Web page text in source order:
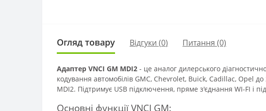
Огляд товару Відгуки (0) Питання (0)
Адаптер VNCI GM MDI2 - це аналог дилерського
кодування автомобілів GMC, Chevrolet, Buick, Cadillac, Opel
MDI2. Підтримує USB підключення, пряме з'єднання WI-FI і
Основні функції VNCI GM: